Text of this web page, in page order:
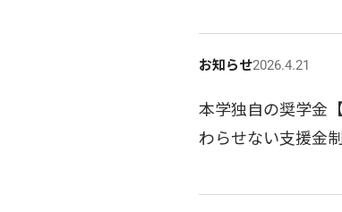
お知らせ2026.4.21
本学独自の奨学金
わらせない支援金制